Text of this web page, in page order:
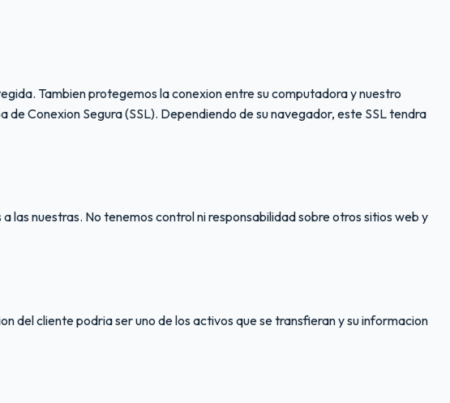
Tambien protegemos la conexion entre su computadora y nuestro
Conexion Segura (SSL). Dependiendo de su navegador, este SSL tendra
nuestras. No tenemos control ni responsabilidad sobre otros sitios web y
del cliente podria ser uno de los activos que se transfieran y su informacion